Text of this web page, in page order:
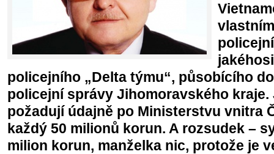
policejního „Delta týmu“, působícího
policejní správy Jihomoravského kraje.
požadují údajně po Ministerstvu vnitra
každý 50 milionů korun. A rozsudek –
milion korun, manželka nic, protože je